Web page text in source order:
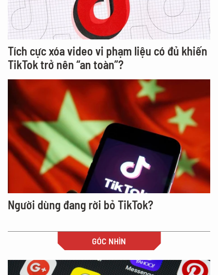
Tích cực xóa video vi phạm liệu có đủ khiến
TikTok trở nên “an toàn”?
Người dùng đang rời bỏ TikTok?
GÓC NHÌN